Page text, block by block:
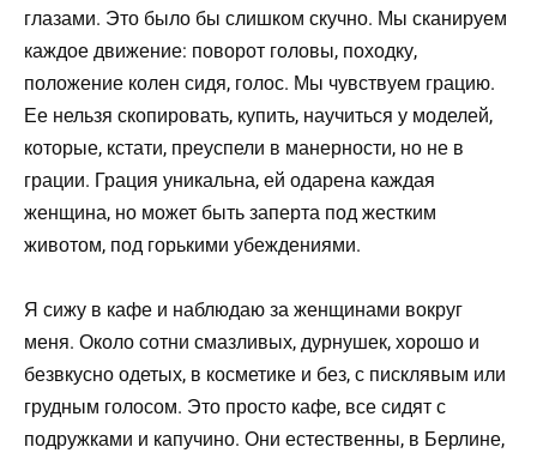
глазами. Это было бы слишком скучно. Мы сканируем
каждое движение: поворот головы, походку,
положение колен сидя, голос. Мы чувствуем грацию.
Ее нельзя скопировать, купить, научиться у моделей,
которые, кстати, преуспели в манерности, но не в
грации. Грация уникальна, ей одарена каждая
женщина, но может быть заперта под жестким
животом, под горькими убеждениями.
Я сижу в кафе и наблюдаю за женщинами вокруг
меня. Около сотни смазливых, дурнушек, хорошо и
безвкусно одетых, в косметике и без, с писклявым или
грудным голосом. Это просто кафе, все сидят с
подружками и капучино. Они естественны, в Берлине,